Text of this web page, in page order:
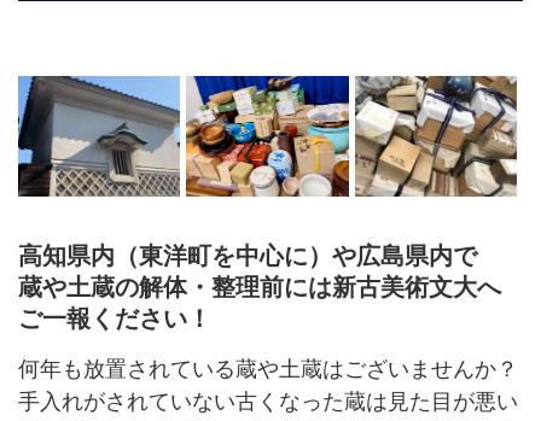
高知県内（東洋町を中心に）や広島県内で
蔵や土蔵の解体・整理前には新古美術文大へ
ご一報ください！
何年も放置されている蔵や土蔵はございませんか？
手入れがされていない古くなった蔵は見た目が悪い